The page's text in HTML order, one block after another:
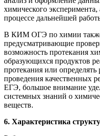
химического
процессе дальнейшей
В КИМ ОГЭ по химии
предусматривающие
возможность протекания
образующихся продуктов
протекания или
проведения качественных
ЕГЭ, большое внимание
системных знаний о
веществ.
6. Характеристика